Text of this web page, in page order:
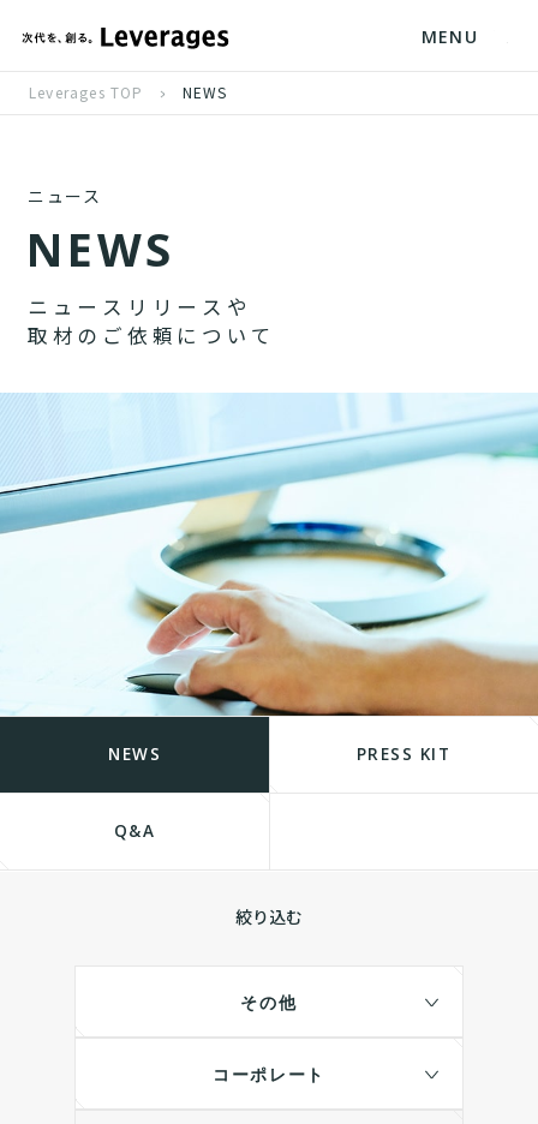
MENU
Leverages TOP NEWS
ニュース
NEWS
ニ ュ ー ス リ リ ー ス や
取 材 の ご 依 頼 に つ い て
NEWS PRESS KIT
Q&A
絞り込む
その他
コーポレート